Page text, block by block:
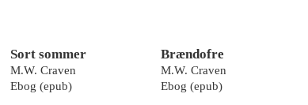
Sort sommer
M.W. Craven
Ebog (epub)
Brændofre
M.W. Craven
Ebog (epub)